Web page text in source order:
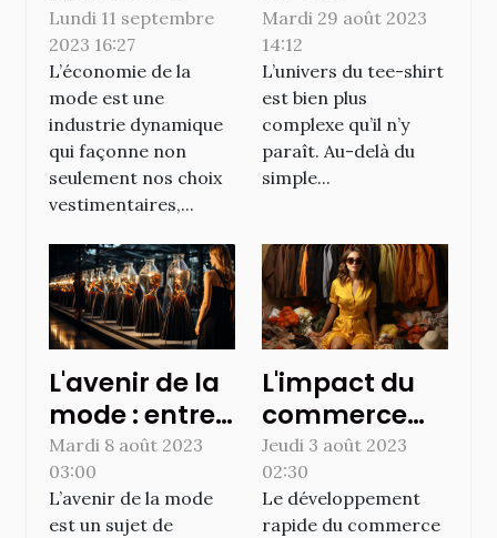
Comprendre
l'importance
du style dans
le commerce
mondial
Lundi 11 septembre
2023 16:27
L’économie de la
mode est une
industrie dynamique
qui façonne non
seulement nos choix
vestimentaires,...
production et
de l'économie
du tee-shirt
Mardi 29 août 2023
14:12
L’univers du tee-shirt
est bien plus
complexe qu’il n’y
paraît. Au-delà du
simple...
L'avenir de la
mode : entre
technologie
et durabilité
Mardi 8 août 2023
03:00
L’avenir de la mode
est un sujet de
L'impact du
commerce
électronique
sur l'industrie
de la mode
Jeudi 3 août 2023
02:30
Le développement
rapide du commerce